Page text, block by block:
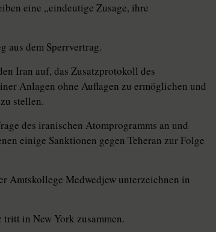
eine „eindeutige Zusage, ihre
aus dem Sperrvertrag.
Iran auf, das Zusatzprotokoll des
Anlagen ohne Auflagen zu ermöglichen und
stellen.
des iranischen Atomprogramms an und
einige Sanktionen gegen Teheran zur Folge
Amtskollege Medwedjew unterzeichnen in
in New York zusammen.